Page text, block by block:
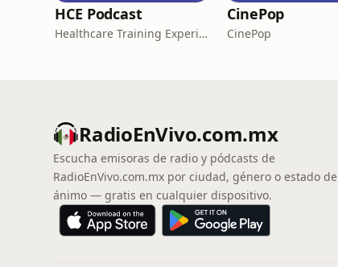
HCE Podcast
Healthcare Training Experience
CinePop
CinePop
RadioEnVivo.com.mx
Escucha emisoras de radio y pódcasts de
RadioEnVivo.com.mx por ciudad, género o estado de
ánimo — gratis en cualquier dispositivo.